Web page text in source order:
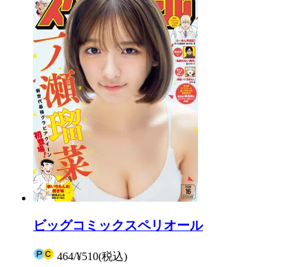
ビッグコミックスペリオール
464/¥510(税込)